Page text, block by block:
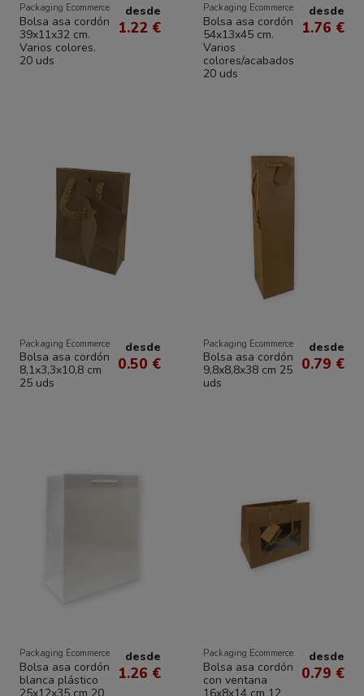
Packaging Ecommerce
Bolsa asa cordón
39x11x32 cm.
Varios colores.
20 uds
desde
1.22 €
Packaging Ecommerce
Bolsa asa cordón
54x13x45 cm.
Varios
colores/acabados
20 uds
desde
1.76 €
Packaging Ecommerce
Bolsa asa cordón
8,1x3,3x10,8 cm
25 uds
desde
0.50 €
Packaging Ecommerce
Bolsa asa cordón
9,8x8,8x38 cm 25
uds
desde
0.79 €
Packaging Ecommerce
Bolsa asa cordón
blanca plástico
desde
1.26 €
Packaging Ecommerce
Bolsa asa cordón
con ventana
desde
0.79 €